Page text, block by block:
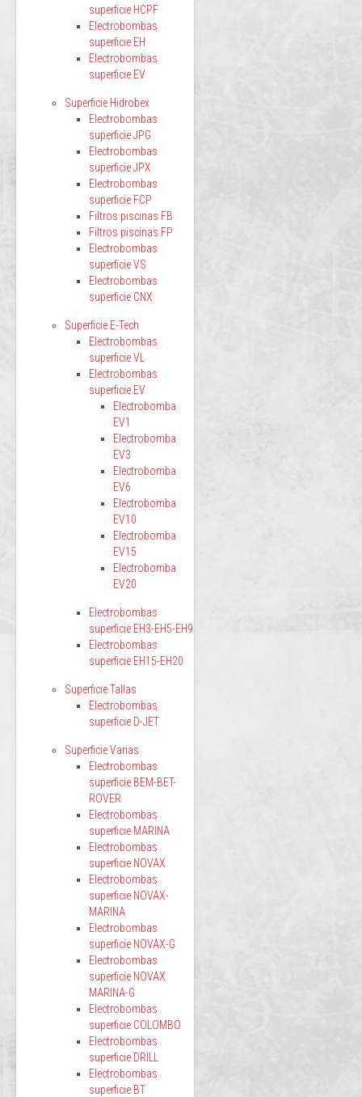
superficie HCPF
Electrobombas
superficie EH
Electrobombas
superficie EV
Superficie Hidrobex
Electrobombas
superficie JPG
Electrobombas
superficie JPX
Electrobombas
superficie FCP
Filtros piscinas FB
Filtros piscinas FP
Electrobombas
superficie VS
Electrobombas
superficie CNX
Superficie E-Tech
Electrobombas
superficie VL
Electrobombas
superficie EV
Electrobomba
EV1
Electrobomba
EV3
Electrobomba
EV6
Electrobomba
EV10
Electrobomba
EV15
Electrobomba
EV20
Electrobombas
superficie EH3-EH5-EH9
Electrobombas
superficie EH15-EH20
Superficie Tallas
Electrobombas
superficie D-JET
Superficie Varias
Electrobombas
superficie BEM-BET-
ROVER
Electrobombas
superficie MARINA
Electrobombas
superficie NOVAX
Electrobombas
superficie NOVAX-
MARINA
Electrobombas
superficie NOVAX-G
Electrobombas
superficie NOVAX
MARINA-G
Electrobombas
superficie COLOMBO
Electrobombas
superficie DRILL
Electrobombas
superficie BT